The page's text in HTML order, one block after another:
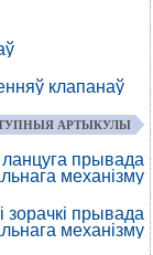
клапанаў
АРТЫКУЛЫ
ланцуга прывада
механізму
зорачкі прывада
механізму